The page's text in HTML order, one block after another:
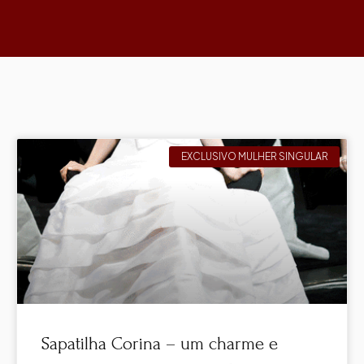
EXCLUSIVO MULHER SINGULAR
Sapatilha Corina – um charme e